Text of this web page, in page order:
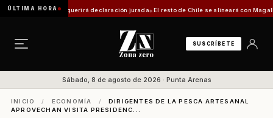
ÚLTIMA HORA
trámite requerirá declaración jurada El resto de Chile se alineará con Magallanes:
SUSCRÍBETE
Sábado, 8 de agosto de 2026 · Punta Arenas
INICIO / ECONOMÍA /
DIRIGENTES DE LA PESCA ARTESANAL
APROVECHAN VISITA PRESIDENC...